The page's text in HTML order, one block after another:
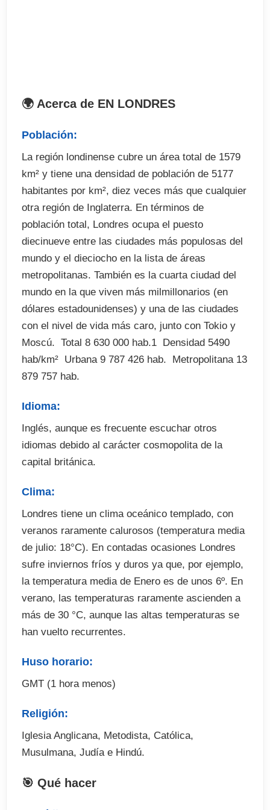
deliciosos productos locales y europeas. Siga
hermosas vistas del puente de la torre. Las
atracciones cercanas incluyen el Tate Modern y la
catedral de Southwark.
4.-St James¿ Park, Buckingham Palace, Trafalgar
Square & the National Gallery
Caminar a través de uno de los parques más
pintorescos de Londres en el camino a la
residencia oficial de Londres de la reina. a
continuación, ver el 4 hermosa colección de arte
en el famoso nacional Gallery en Trafalgar
Square.
5.-Victoria & Albert Museum and
Harrods, Knightsbridge
diseño internacional, incluyendo el teatro
fascinante y galería de rendimiento. Harrods, uno
de los más famosos e impresionantes grandes
almacenes en el mundo, está a pocos pasos de
6.-Hampstead Heath & Tea at Kenwood
HouseDdisfrutar de un delicioso té tradicional
Inglés tarde del bollos y atasco en el bello entorno
de la casa de Kenwood. Esta antigua casa
señorial del siglo 18 también exhibe algunas
pinturas hermosas de artistas conocidos.
Después del té, se puede caminar por los
impresionantes jardines.
. Inicio: todos los lunes de cada mes
. Duración: 1-4 semanas
. Se incluyen 20 lecciones semanales de inglés
. Incluye 3 actividades
🌍 Acerca de EN LONDRES
Población:
La región londinense cubre un área total de 1579
km² y tiene una densidad de población de 5177
habitantes por km², diez veces más que cualquier
otra región de Inglaterra. En términos de
población total, Londres ocupa el puesto
diecinueve entre las ciudades más populosas del
mundo y el dieciocho en la lista de áreas
metropolitanas. También es la cuarta ciudad del
mundo en la que viven más milmillonarios (en
dólares estadounidenses) y una de las ciudades
con el nivel de vida más caro, junto con Tokio y
Moscú.  Total 8 630 000 hab.1  Densidad 5490
hab/km²  Urbana 9 787 426 hab.  Metropolitana 13
879 757 hab.
Idioma:
Inglés, aunque es frecuente escuchar otros
idiomas debido al carácter cosmopolita de la
capital británica.
Clima:
Londres tiene un clima oceánico templado, con
veranos raramente calurosos (temperatura media
de julio: 18°C). En contadas ocasiones Londres
sufre inviernos fríos y duros ya que, por ejemplo,
la temperatura media de Enero es de unos 6º. En
verano, las temperaturas raramente ascienden a
más de 30 °C, aunque las altas temperaturas se
han vuelto recurrentes.
Huso horario:
GMT (1 hora menos)
Religión:
Iglesia Anglicana, Metodista, Católica,
Musulmana, Judía e Hindú.
🎯 Qué hacer